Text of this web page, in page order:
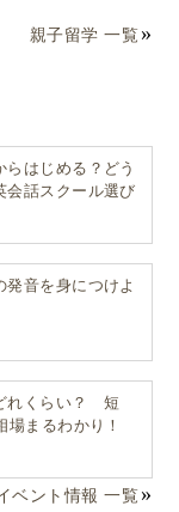
由
親子留学 一覧
らはじめる？どう
会話スクール選び
音を身につけよ
れくらい？ 短
まるわかり！
ベント情報 一覧